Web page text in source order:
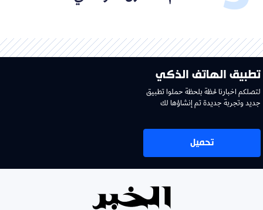
تطبيق الهاتف الذكي
لتصلكم اخبارنا لحظة بلحظة حملوا تطبيق
جديد وتجربة جديدة تم إنشاؤها لك
تحميل